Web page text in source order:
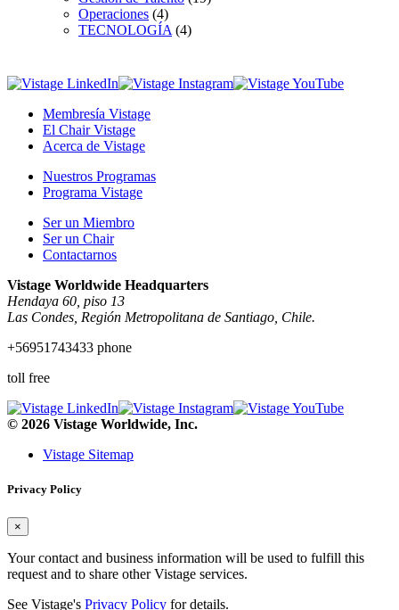
Operaciones (4)
TECNOLOGÍA (4)
Membresía Vistage
El Chair Vistage
Acerca de Vistage
Nuestros Programas
Programa Vistage
Ser un Miembro
Ser un Chair
Contactarnos
Vistage Worldwide Headquarters
Hendaya 60, piso 13
Las Condes, Región Metropolitana de Santiago, Chile.
+56951743433 phone
toll free
© 2026 Vistage Worldwide, Inc.
Vistage Sitemap
Privacy Policy
×
Your contact and business information will be used to fulfill this
request and to share other Vistage services.
See Vistage's Privacy Policy for details.